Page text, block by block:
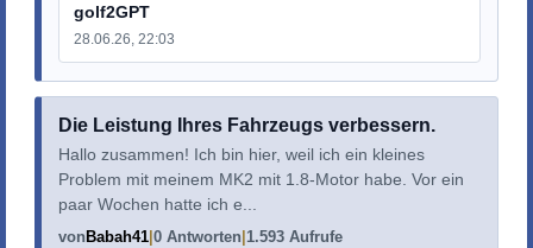
golf2GPT
28.06.26, 22:03
Die Leistung Ihres Fahrzeugs verbessern.
Hallo zusammen! Ich bin hier, weil ich ein kleines
Problem mit meinem MK2 mit 1.8-Motor habe. Vor ein
paar Wochen hatte ich e...
von Babah41 0 Antworten 1.593 Aufrufe